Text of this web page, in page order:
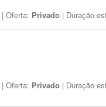
| Oferta: Privado | Duração
| Oferta: Privado | Duração